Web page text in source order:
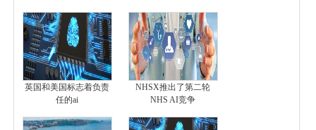
英国和美国标志着负责
任的ai
NHSX推出了第二轮
NHS AI竞争